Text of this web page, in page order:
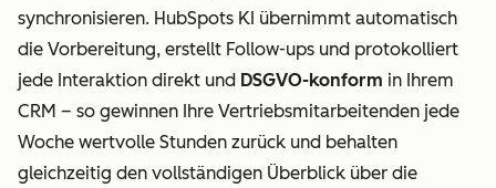
synchronisieren. HubSpots KI übernimmt automatisch
die Vorbereitung, erstellt Follow-ups und protokolliert
jede Interaktion direkt und DSGVO-konform in Ihrem
CRM – so gewinnen Ihre Vertriebsmitarbeitenden jede
Woche wertvolle Stunden zurück und behalten
gleichzeitig den vollständigen Überblick über die